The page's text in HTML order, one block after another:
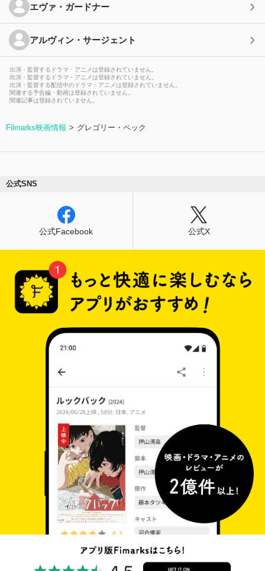
エヴァ・ガードナー
アルヴィン・サージェント
出演・監督するドラマ・アニメは登録されていません。
出演・監督するドラマ・アニメは登録されていません。
出演・監督する配信中のドラマ・アニメは登録されていません。
関連する予告編・動画は登録されていません。
関連記事は登録されていません。
Filmarks映画情報 グレゴリー・ペック
公式SNS
公式Facebook 公式X